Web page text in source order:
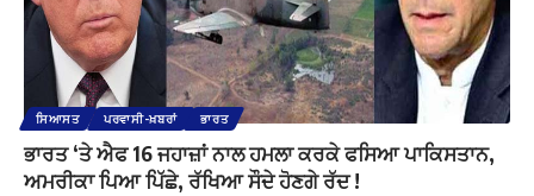
ਸਿਆਸਤ ਪਰਵਾਸੀ-ਖ਼ਬਰਾਂ ਭਾਰਤ
ਭਾਰਤ ‘ਤੇ ਐਫ 16 ਜਹਾਜ਼ਾਂ ਨਾਲ ਹਮਲਾ ਕਰਕੇ ਫਸਿਆ ਪਾਕਿਸਤਾਨ,
ਅਮਰੀਕਾ ਪਿਆ ਪਿੱਛੇ, ਰੱਖਿਆ ਸੌਦੇ ਹੋਣਗੇ ਰੱਦ !